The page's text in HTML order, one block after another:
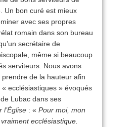
Un bon curé est mieux
avec ses propres
romain dans son bureau
secrétaire de
même si beaucoup
serviteurs. Nous avons
prendre de la hauteur afin
ecclésiastiques » évoqués
Lubac dans ses
l’Église : « Pour moi, mon
ecclésiastique.